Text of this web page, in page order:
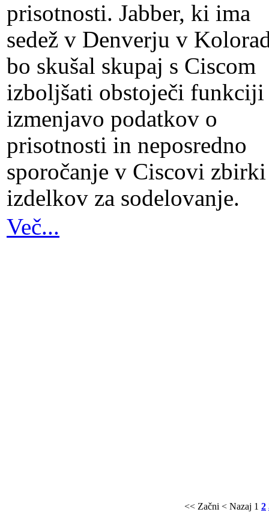
prisotnosti. Jabber, ki ima
sedež v Denverju v
bo skušal skupaj s Ciscom
izboljšati obstoječi funkciji
izmenjavo podatkov o
prisotnosti in neposredno
sporočanje v Ciscovi zbirki
izdelkov za sodelovanje.
Več...
<< Začni < Nazaj 1 2